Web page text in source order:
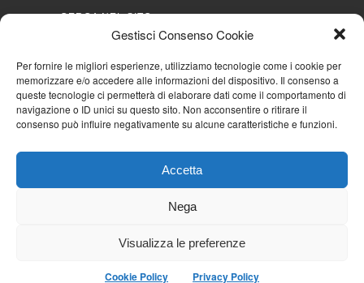
Gestisci Consenso Cookie
Per fornire le migliori esperienze, utilizziamo tecnologie come i cookie per
memorizzare e/o accedere alle informazioni del dispositivo. Il consenso a
queste tecnologie ci permetterà di elaborare dati come il comportamento di
navigazione o ID unici su questo sito. Non acconsentire o ritirare il
consenso può influire negativamente su alcune caratteristiche e funzioni.
Accetta
Nega
Visualizza le preferenze
Cookie Policy Privacy Policy
CERCA NEL SITO
NAVIGA PER
Mappa completa
Cookie Policy (UE)
Iscriviti alla Community AziendaCondominio
© 2026La Community AziendaCondominio